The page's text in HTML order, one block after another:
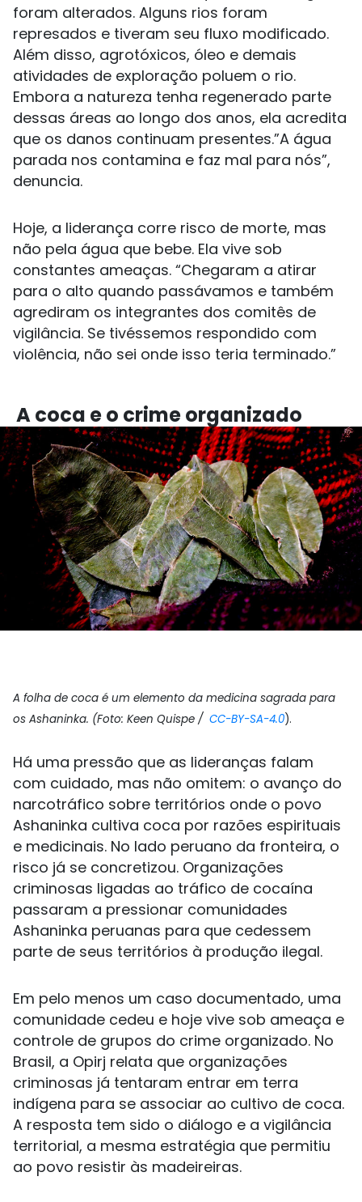
foram alterados. Alguns rios foram
represados e tiveram seu fluxo modificado.
Além disso, agrotóxicos, óleo e demais
atividades de exploração poluem o rio.
Embora a natureza tenha regenerado parte
dessas áreas ao longo dos anos, ela acredita
que os danos continuam presentes.”A água
parada nos contamina e faz mal para nós”,
denuncia.
Hoje, a liderança corre risco de morte, mas
não pela água que bebe. Ela vive sob
constantes ameaças. “Chegaram a atirar
para o alto quando passávamos e também
agrediram os integrantes dos comitês de
vigilância. Se tivéssemos respondido com
violência, não sei onde isso teria terminado.”
A coca e o crime organizado
A folha de coca é um elemento da medicina sagrada para
os Ashaninka. (Foto: Keen Quispe / CC-BY-SA-4.0).
Há uma pressão que as lideranças falam
com cuidado, mas não omitem: o avanço do
narcotráfico sobre territórios onde o povo
Ashaninka cultiva coca por razões espirituais
e medicinais. No lado peruano da fronteira, o
risco já se concretizou. Organizações
criminosas ligadas ao tráfico de cocaína
passaram a pressionar comunidades
Ashaninka peruanas para que cedessem
parte de seus territórios à produção ilegal.
Em pelo menos um caso documentado, uma
comunidade cedeu e hoje vive sob ameaça e
controle de grupos do crime organizado. No
Brasil, a Opirj relata que organizações
criminosas já tentaram entrar em terra
indígena para se associar ao cultivo de coca.
A resposta tem sido o diálogo e a vigilância
territorial, a mesma estratégia que permitiu
ao povo resistir às madeireiras.